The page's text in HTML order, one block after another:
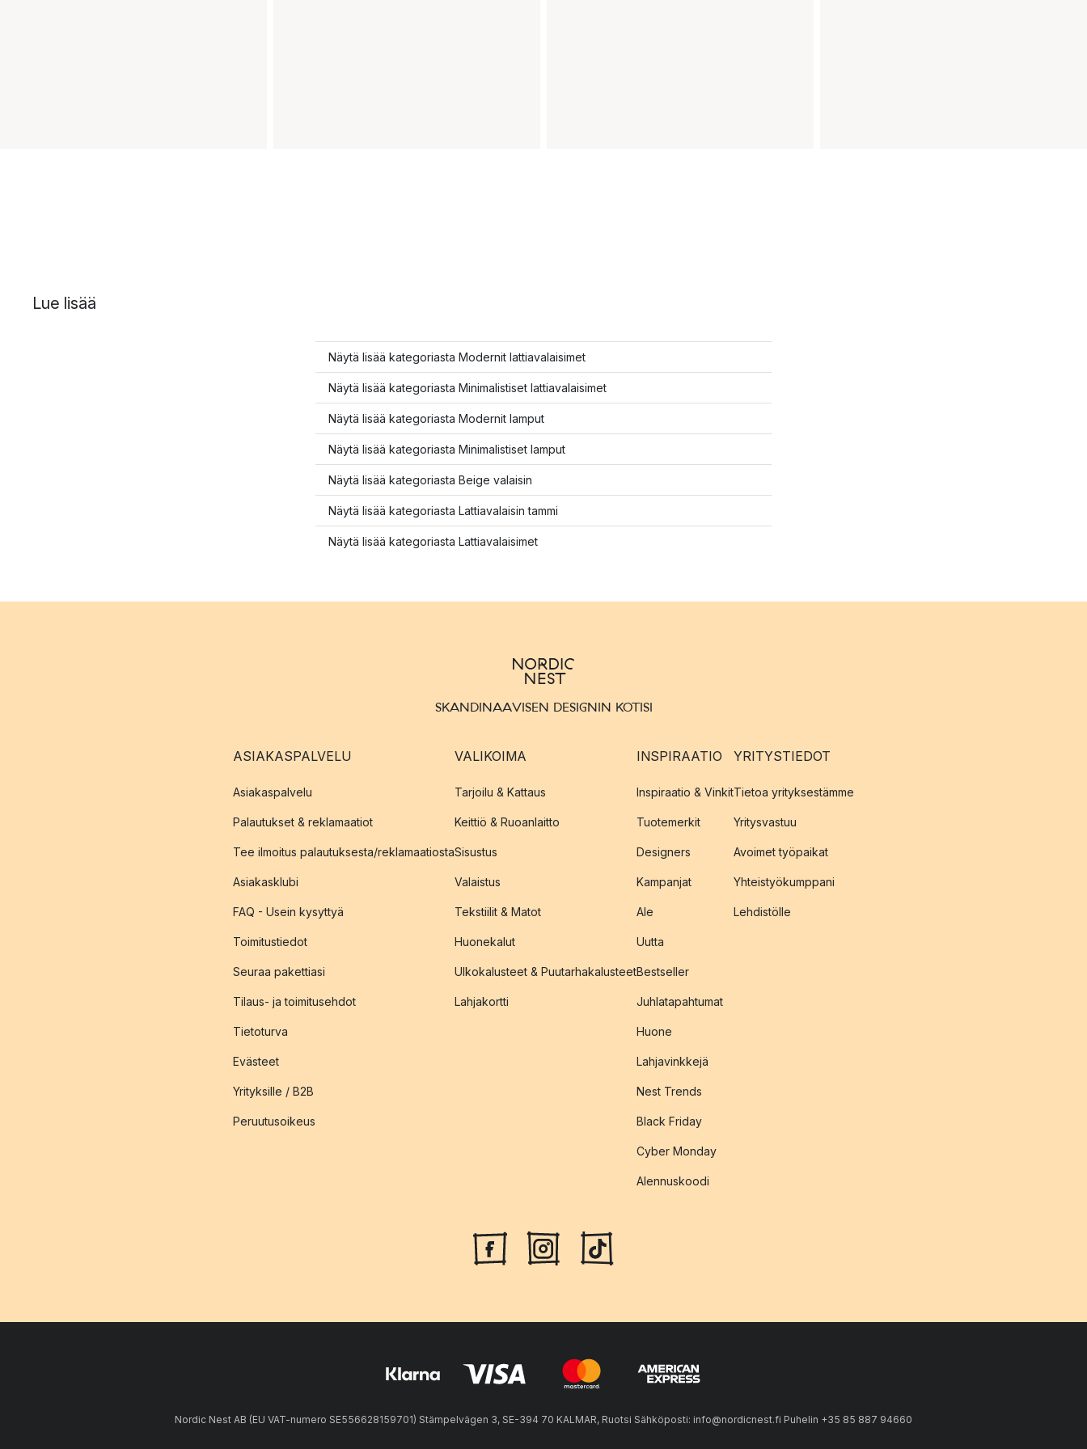
Lue lisää
Näytä lisää kategoriasta Modernit lattiavalaisimet
Näytä lisää kategoriasta Minimalistiset lattiavalaisimet
Näytä lisää kategoriasta Modernit lamput
Näytä lisää kategoriasta Minimalistiset lamput
Näytä lisää kategoriasta Beige valaisin
Näytä lisää kategoriasta Lattiavalaisin tammi
Näytä lisää kategoriasta Lattiavalaisimet
SKANDINAAVISEN DESIGNIN KOTISI
ASIAKASPALVELU
Asiakaspalvelu
Palautukset & reklamaatiot
Tee ilmoitus palautuksesta/reklamaatiosta
Asiakasklubi
FAQ - Usein kysyttyä
Toimitustiedot
Seuraa pakettiasi
Tilaus- ja toimitusehdot
Tietoturva
Evästeet
Yrityksille / B2B
Peruutusoikeus
VALIKOIMA
Tarjoilu & Kattaus
Keittiö & Ruoanlaitto
Sisustus
Valaistus
Tekstiilit & Matot
Huonekalut
Ulkokalusteet & Puutarhakalusteet
Lahjakortti
INSPIRAATIO
Inspiraatio & Vinkit
Tuotemerkit
Designers
Kampanjat
Ale
Uutta
Bestseller
Juhlatapahtumat
Huone
Lahjavinkkejä
Nest Trends
Black Friday
Cyber Monday
Alennuskoodi
YRITYSTIEDOT
Tietoa yrityksestämme
Yritysvastuu
Avoimet työpaikat
Yhteistyökumppani
Lehdistölle
Nordic Nest AB (EU VAT-numero SE556628159701) Stämpelvägen 3, SE-394 70 KALMAR, Ruotsi Sähköposti: info@nordicnest.fi Puhelin +35 85 887 94660